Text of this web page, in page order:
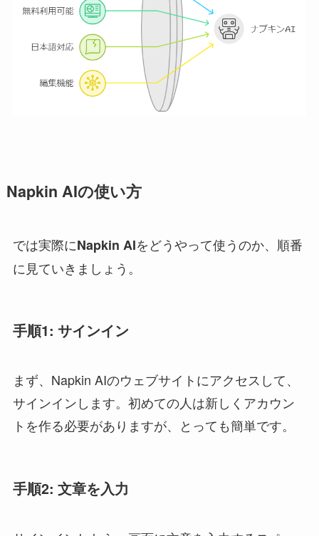
Napkin AIの使い方
では実際にNapkin AIをどうやって使うのか、順番
に見ていきましょう。
手順1: サインイン
まず、Napkin AIのウェブサイトにアクセスして、
サインインします。初めての人は新しくアカウン
トを作る必要がありますが、とっても簡単です。
手順2: 文章を入力